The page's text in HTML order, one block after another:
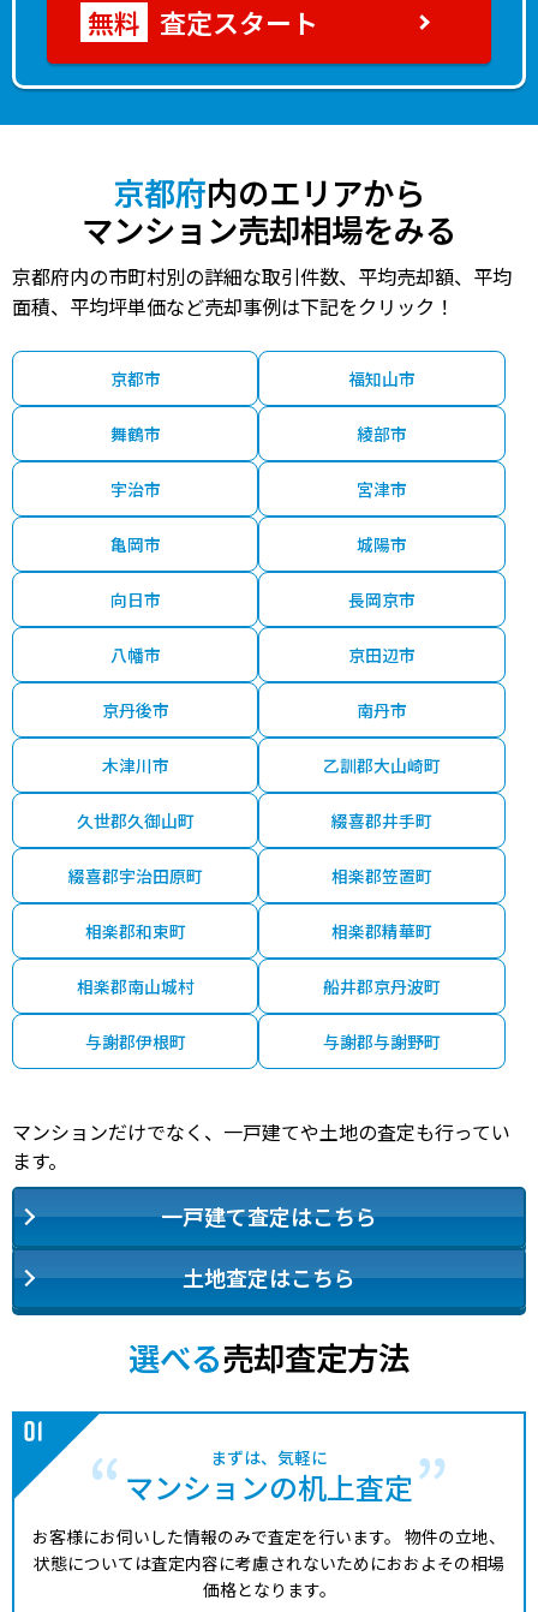
査定スタート
京都府内のエリアから
マンション売却相場をみる
京都府内の市町村別の詳細な取引件数、平均売却額、平均
面積、平均坪単価など売却事例は下記をクリック！
京都市 福知山市
舞鶴市 綾部市
宇治市 宮津市
亀岡市 城陽市
向日市 長岡京市
八幡市 京田辺市
京丹後市 南丹市
木津川市 乙訓郡大山崎町
久世郡久御山町 綴喜郡井手町
綴喜郡宇治田原町 相楽郡笠置町
相楽郡和束町 相楽郡精華町
相楽郡南山城村 船井郡京丹波町
与謝郡伊根町 与謝郡与謝野町
マンションだけでなく、一戸建てや土地の査定も行ってい
ます。
一戸建て査定はこちら
土地査定はこちら
選べる売却査定方法
まずは、気軽に
マンションの机上査定
お客様にお伺いした情報のみで査定を行います。 物件の立地、
状態については査定内容に考慮されないためにおおよその相場
価格となります。